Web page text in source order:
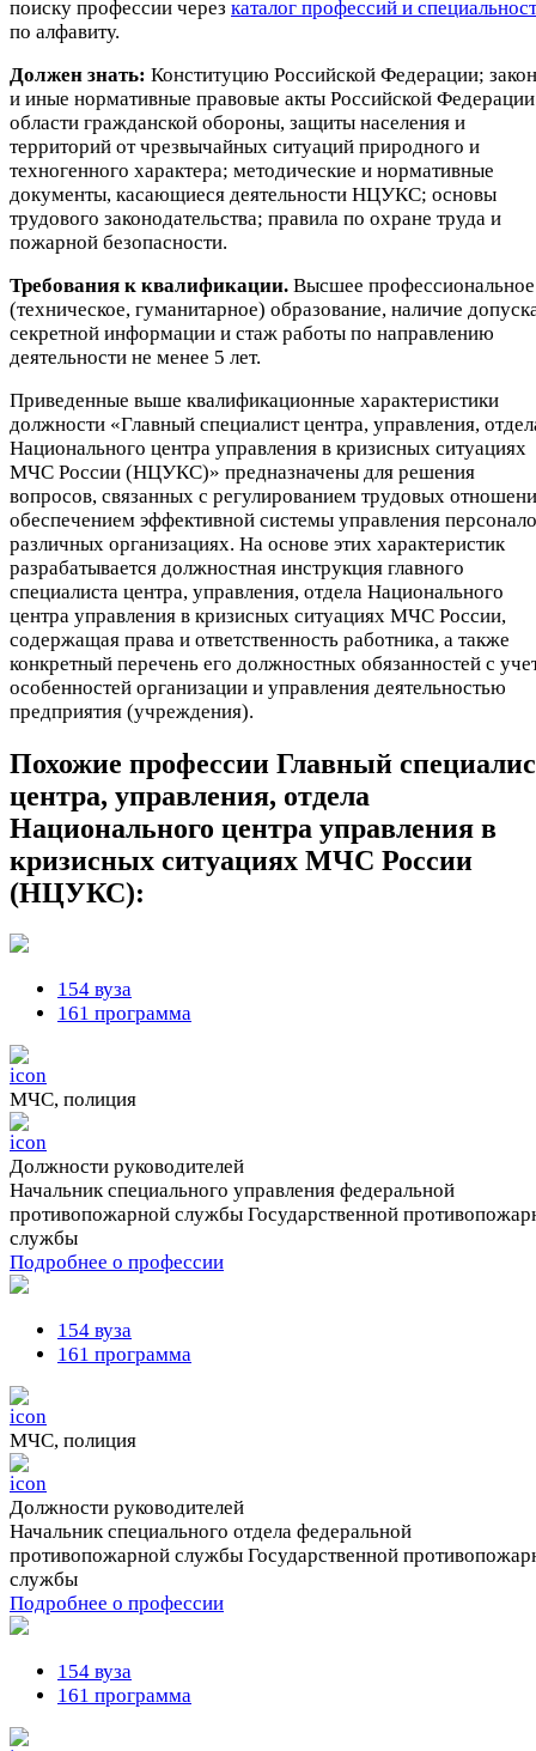
поиску профессии через каталог профессий и
по алфавиту.
Должен знать: Конституцию Российской Федерации;
и иные нормативные правовые акты Российской
области гражданской обороны, защиты населения и
территорий от чрезвычайных ситуаций природного и
техногенного характера; методические и нормативные
документы, касающиеся деятельности НЦУКС; основы
трудового законодательства; правила по охране труда и
пожарной безопасности.
Требования к квалификации. Высшее профессиональное
(техническое, гуманитарное) образование, наличие
секретной информации и стаж работы по направлению
деятельности не менее 5 лет.
Приведенные выше квалификационные характеристики
должности «Главный специалист центра, управления,
Национального центра управления в кризисных ситуациях
МЧС России (НЦУКС)» предназначены для решения
вопросов, связанных с регулированием трудовых
обеспечением эффективной системы управления
различных организациях. На основе этих характеристик
разрабатывается должностная инструкция главного
специалиста центра, управления, отдела Национального
центра управления в кризисных ситуациях МЧС России,
содержащая права и ответственность работника, а также
конкретный перечень его должностных обязанностей с
особенностей организации и управления деятельностью
предприятия (учреждения).
Похожие профессии Главный
центра, управления, отдела
Национального центра управления в
кризисных ситуациях МЧС России
(НЦУКС):
154 вуза
161 программа
МЧС, полиция
Должности руководителей
Начальник специального управления федеральной
противопожарной службы Государственной
службы
Подробнее о профессии
154 вуза
161 программа
МЧС, полиция
Должности руководителей
Начальник специального отдела федеральной
противопожарной службы Государственной
службы
Подробнее о профессии
154 вуза
161 программа